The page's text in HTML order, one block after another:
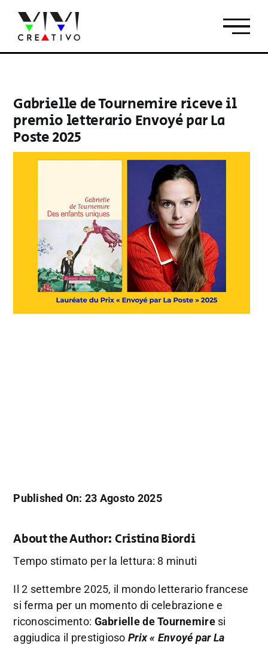
contenuto
Gabrielle de Tournemire riceve il
premio letterario Envoyé par La
Poste 2025
Published On: 23 Agosto 2025
About the Author: Cristina Biordi
Tempo stimato per la lettura: 8 minuti
Il 2 settembre 2025, il mondo letterario francese
si ferma per un momento di celebrazione e
riconoscimento: Gabrielle de Tournemiresi
aggiudica il prestigiosoPrix « Envoyé par La